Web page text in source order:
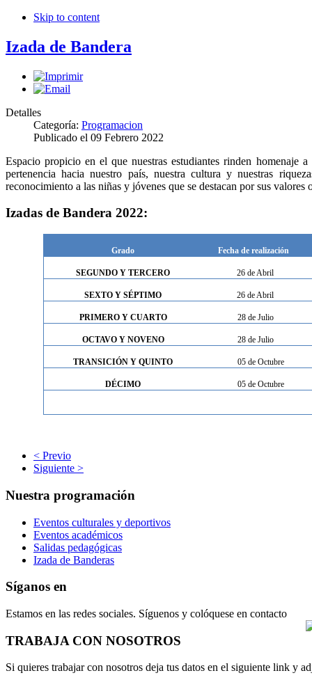
Skip to content
Izada de Bandera
Detalles
Categoría: Programacion
Publicado el 09 Febrero 2022
Espacio propicio en el que nuestras estudiantes rinden homenaje
pertenencia hacia nuestro país, nuestra cultura y nuestras
reconocimiento a las niñas y jóvenes que se destacan por sus
Izadas de Bandera 2022:
Grado Fecha de realización
SEGUNDO Y TERCERO 26 de Abril
SEXTO Y SÉPTIMO 26 de Abril
PRIMERO Y CUARTO 28 de Julio
OCTAVO Y NOVENO 28 de Julio
TRANSICIÓN Y QUINTO 05 de Octubre
DÉCIMO 05 de Octubre
< Previo
Siguiente >
Nuestra programación
Eventos culturales y deportivos
Eventos académicos
Salidas pedagógicas
Izada de Banderas
Síganos en
Estamos en las redes sociales. Síguenos y colóquese en contacto
TRABAJA CON NOSOTROS
Si quieres trabajar con nosotros deja tus datos en el siguiente link y